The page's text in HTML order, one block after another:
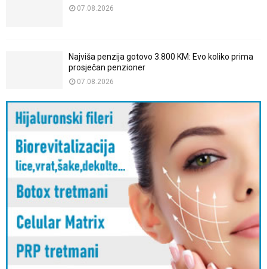
07.08.2026
Najviša penzija gotovo 3.800 KM: Evo koliko prima
prosječan penzioner
07.08.2026